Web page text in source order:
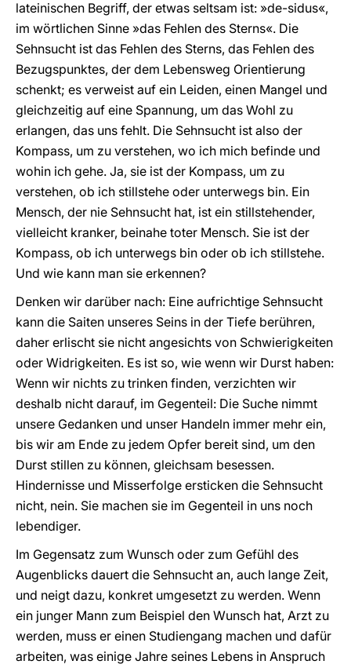
lateinischen Begriff, der etwas seltsam ist: »de-sidus«,
im wörtlichen Sinne »das Fehlen des Sterns«. Die
Sehnsucht ist das Fehlen des Sterns, das Fehlen des
Bezugspunktes, der dem Lebensweg Orientierung
schenkt; es verweist auf ein Leiden, einen Mangel und
gleichzeitig auf eine Spannung, um das Wohl zu
erlangen, das uns fehlt. Die Sehnsucht ist also der
Kompass, um zu verstehen, wo ich mich befinde und
wohin ich gehe. Ja, sie ist der Kompass, um zu
verstehen, ob ich stillstehe oder unterwegs bin. Ein
Mensch, der nie Sehnsucht hat, ist ein stillstehender,
vielleicht kranker, beinahe toter Mensch. Sie ist der
Kompass, ob ich unterwegs bin oder ob ich stillstehe.
Und wie kann man sie erkennen?
Denken wir darüber nach: Eine aufrichtige Sehnsucht
kann die Saiten unseres Seins in der Tiefe berühren,
daher erlischt sie nicht angesichts von Schwierigkeiten
oder Widrigkeiten. Es ist so, wie wenn wir Durst haben:
Wenn wir nichts zu trinken finden, verzichten wir
deshalb nicht darauf, im Gegenteil: Die Suche nimmt
unsere Gedanken und unser Handeln immer mehr ein,
bis wir am Ende zu jedem Opfer bereit sind, um den
Durst stillen zu können, gleichsam besessen.
Hindernisse und Misserfolge ersticken die Sehnsucht
nicht, nein. Sie machen sie im Gegenteil in uns noch
lebendiger.
Im Gegensatz zum Wunsch oder zum Gefühl des
Augenblicks dauert die Sehnsucht an, auch lange Zeit,
und neigt dazu, konkret umgesetzt zu werden. Wenn
ein junger Mann zum Beispiel den Wunsch hat, Arzt zu
werden, muss er einen Studiengang machen und dafür
arbeiten, was einige Jahre seines Lebens in Anspruch